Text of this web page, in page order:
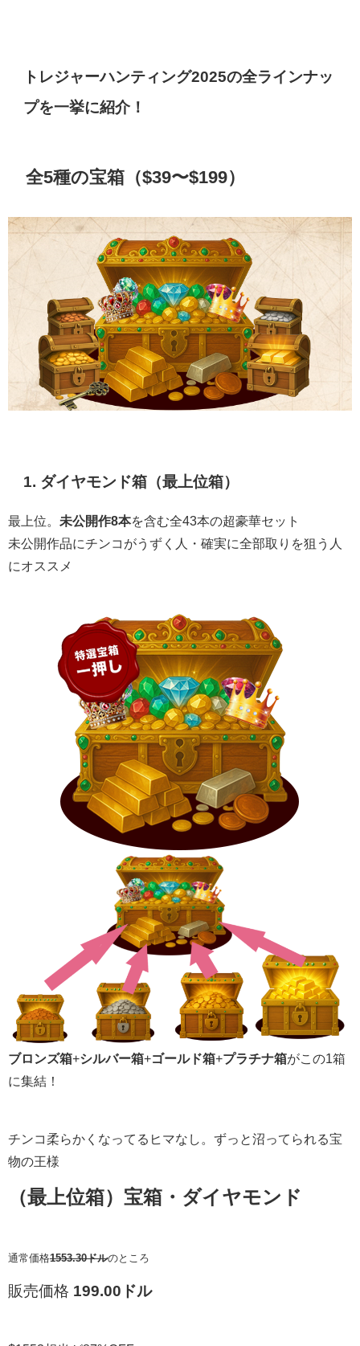
トレジャーハンティング2025の全ラインナッ
プを一挙に紹介！
全5種の宝箱（$39〜$199）
1. ダイヤモンド箱（最上位箱）
最上位。 未公開作8本を含む全43本の超豪華セット
未公開作品にチンコがうずく人・確実に全部取りを狙う人
にオススメ
ブロンズ箱+シルバー箱+ゴールド箱+プラチナ箱がこの1箱
に集結！
チンコ柔らかくなってるヒマなし。ずっと沼ってられる宝
物の王様
（最上位箱）宝箱・ダイヤモンド
通常価格1553.30ドルのところ
販売価格 199.00ドル